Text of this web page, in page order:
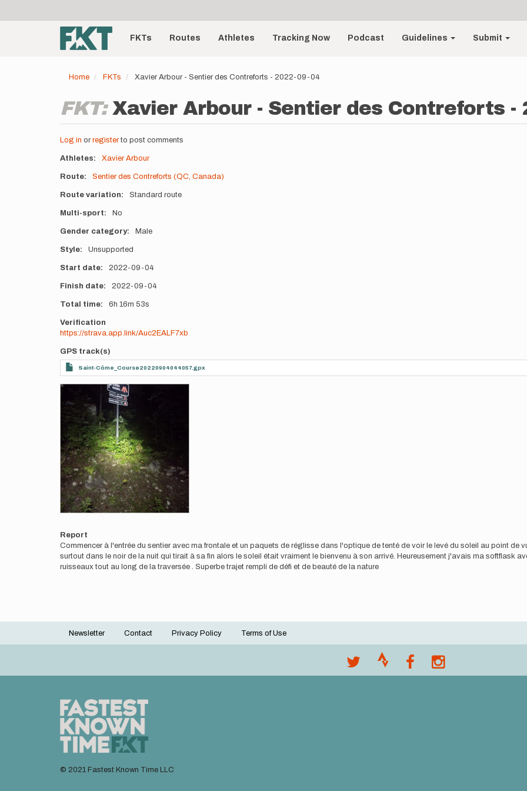
account
menu
Main
navigationFKTs Routes Athletes Tracking Now Podcast Guidelines Submit
Home FKTs Xavier Arbour - Sentier des Contreforts - 2022-09-04
FKT: Xavier Arbour - Sentier des Contreforts -
Log in or registerto post comments
Athletes Xavier Arbour
Route Sentier des Contreforts (QC, Canada)
Route variation Standard route
Multi-sport No
Gender category Male
Style Unsupported
Start date 2022-09-04
Finish date 2022-09-04
Total time 6h 16m 53s
Verification
https://strava.app.link/Auc2EALF7xb
GPS track(s)
Saint-Côme_Course20220904044057.gpx
Photos
Report
Commencer à l'entrée du sentier avec ma frontale et un paquets de réglisse dans l'optique de tenté de voir le levé du soleil au point de
surtout dans le noir de la nuit qui tirait à sa fin alors le soleil était vraiment le bienvenu à son arrivé. Heureusement j'avais ma softflask
ruisseaux tout au long de la traversée . Superbe trajet rempli de défi et de beauté de la nature
Footer
Newsletter Contact Privacy Policy Terms of Use
© 2021 Fastest Known Time LLC